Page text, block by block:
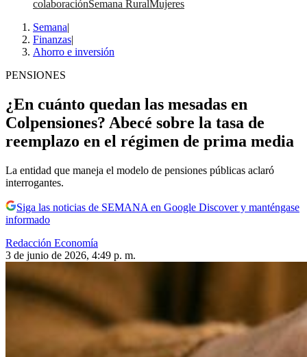
colaboraciónSemana RuralMujeres
Semana|
Finanzas|
Ahorro e inversión
PENSIONES
¿En cuánto quedan las mesadas en
Colpensiones? Abecé sobre la tasa de
reemplazo en el régimen de prima media
La entidad que maneja el modelo de pensiones públicas aclaró
interrogantes.
Siga las noticias de SEMANA en Google Discover y manténgase
informado
Redacción Economía
3 de junio de 2026, 4:49 p. m.